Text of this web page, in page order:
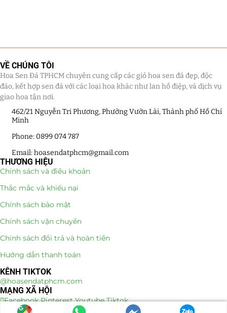
VỀ CHÚNG TÔI
Hoa Sen Đá TPHCM chuyên cung cấp các giỏ hoa sen đá đẹp, độc
đáo, kết hợp sen đá với các loại hoa khác như lan hồ điệp, và dịch vụ
giao hoa tận nơi.
462/21 Nguyễn Tri Phương, Phường Vườn Lài, Thành phố Hồ Chí
Minh
Phone: 0899 074 787
Email: hoasendatphcm@gmail.com
THƯƠNG HIỆU
Chính sách và điều khoản
Thắc mắc và khiếu nại
Chính sách bảo mật
Chính sách vận chuyển
Chính sách đổi trả và hoàn tiền
Hướng dẫn thanh toán
KÊNH TIKTOK
@hoasendatphcm.com
MẠNG XÃ HỘI
Facebook Pinterest Youtube Tiktok